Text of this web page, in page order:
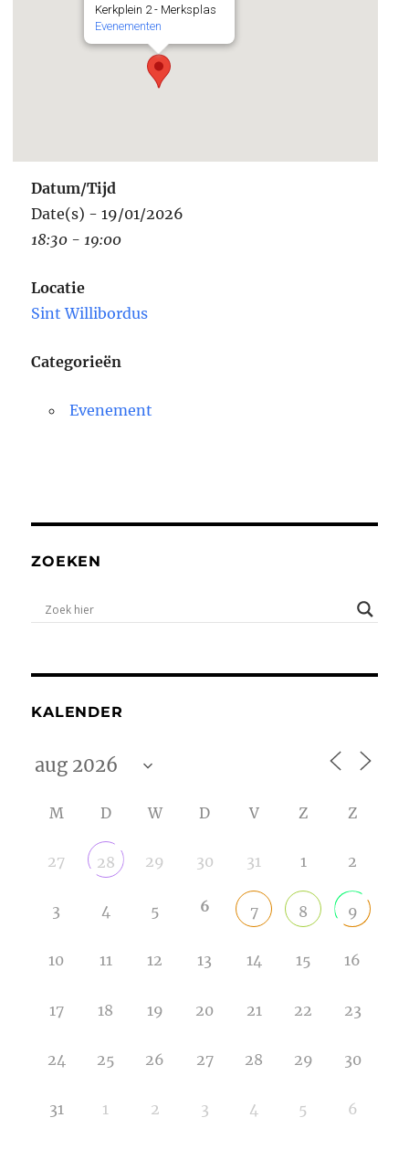
Kerkplein 2 - Merksplas
Evenementen
Datum/Tijd
Date(s) - 19/01/2026
18:30 - 19:00
Locatie
Sint Willibordus
Categorieën
Evenement
ZOEKEN
KALENDER
M D W D V Z Z
27 28 29 30 31 1 2
3 4 5 6 7 8 9
10 11 12 13 14 15 16
17 18 19 20 21 22 23
24 25 26 27 28 29 30
31 1 2 3 4 5 6